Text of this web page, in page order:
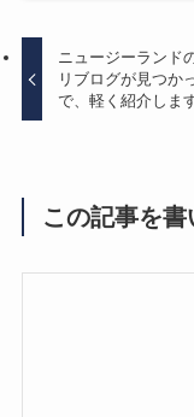
ニュージーランド
リブログが見つか
で、軽く紹介します
この記事を書